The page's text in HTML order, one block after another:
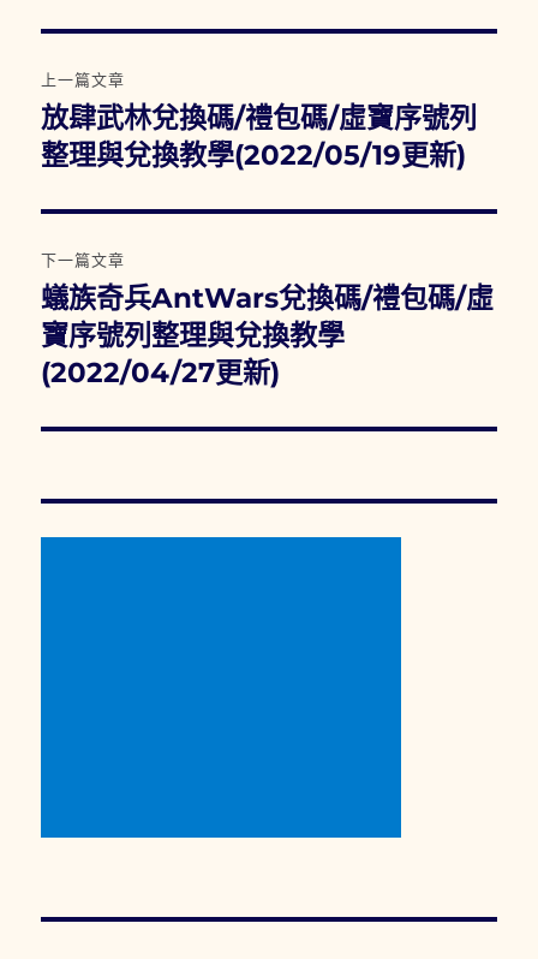
章
導
覽
上一篇文章
上
一
文
章:
放肆武林兌換碼/禮包碼/虛寶序號列
整理與兌換教學(2022/05/19更新)
下一篇文章
下
一
篇
章:
蟻族奇兵AntWars兌換碼/禮包碼/虛
寶序號列整理與兌換教學
(2022/04/27更新)